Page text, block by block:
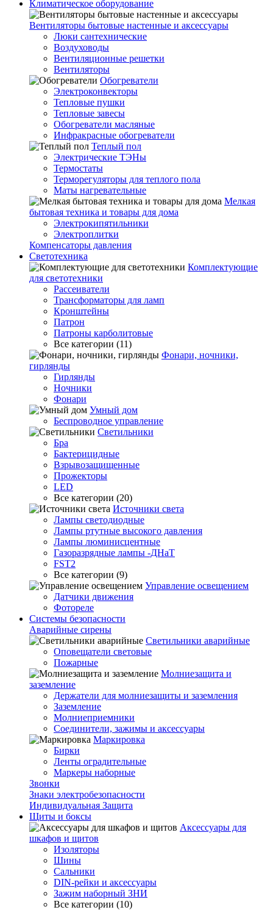
Климатическое оборудование
Вентиляторы бытовые настенные и аксессуары
Люки сантехнические
Воздуховоды
Вентиляционные решетки
Вентиляторы
Обогреватели
Электроконвекторы
Тепловые пушки
Тепловые завесы
Обогреватели масляные
Инфракрасные обогреватели
Теплый пол
Электрические ТЭНы
Термостаты
Терморегуляторы для теплого пола
Маты нагревательные
Мелкая
бытовая техника и товары для дома
Электрокипятильники
Электроплитки
Компенсаторы давления
Светотехника
Комплектующие
для светотехники
Рассеиватели
Трансформаторы для ламп
Кронштейны
Патрон
Патроны карболитовые
Все категории (11)
Фонари, ночники,
гирлянды
Гирлянды
Ночники
Фонари
Умный дом
Беспроводное управление
Светильники
Бра
Бактерицидные
Взрывозащищенные
Прожекторы
LED
Все категории (20)
Источники света
Лампы светодиодные
Лампы ртутные высокого давления
Лампы люминисцентные
Газоразрядные лампы -ДНаТ
FST2
Все категории (9)
Управление освещением
Датчики движения
Фотореле
Системы безопасности
Аварийные сирены
Светильники аварийные
Оповещатели световые
Пожарные
Молниезащита и
заземление
Держатели для молниезащиты и заземления
Заземление
Молниеприемники
Соединители, зажимы и аксессуары
Маркировка
Бирки
Ленты оградительные
Маркеры наборные
Звонки
Знаки электробезопасности
Индивидуальная Защита
Щиты и боксы
Аксессуары для
шкафов и щитов
Изоляторы
Шины
Сальники
DIN-рейки и аксессуары
Зажим наборный ЗНИ
Все категории (10)